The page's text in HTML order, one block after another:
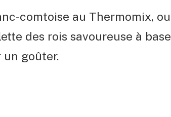
comtoise au Thermomix, ou
des rois savoureuse à base
goûter.